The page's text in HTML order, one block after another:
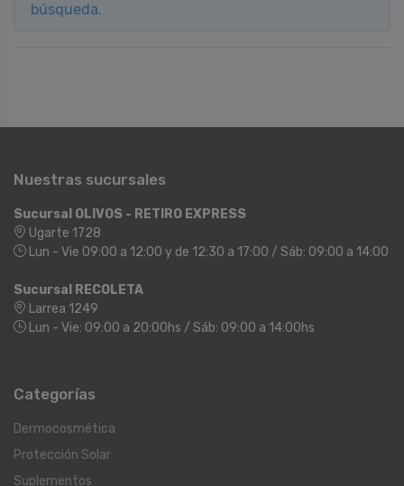
búsqueda.
Nuestras sucursales
Sucursal OLIVOS - RETIRO EXPRESS
Ugarte 1728
Lun - Vie 09:00 a 12:00 y de 12:30 a 17:00 / Sáb: 09:00 a 14:00
Sucursal RECOLETA
Larrea 1249
Lun - Vie: 09:00 a 20:00hs / Sáb: 09:00 a 14:00hs
Categorías
Dermocosmética
Protección Solar
Suplementos